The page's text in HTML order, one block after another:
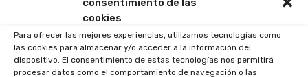
cookies
Para ofrecer las mejores experiencias, utilizamos tecnologías como
las cookies para almacenar y/o acceder a la información del
dispositivo. El consentimiento de estas tecnologías nos permitirá
procesar datos como el comportamiento de navegación o las